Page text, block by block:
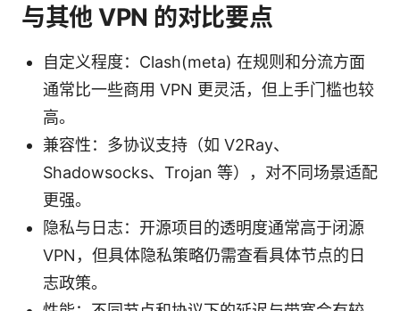
与其他 VPN 的对比要点
自定义程度：Clash(meta) 在规则和分流方面
通常比一些商用 VPN 更灵活，但上手门槛也较
高。
兼容性：多协议支持（如 V2Ray、
Shadowsocks、Trojan 等），对不同场景适配
更强。
隐私与日志：开源项目的透明度通常高于闭源
VPN，但具体隐私策略仍需查看具体节点的日
志政策。